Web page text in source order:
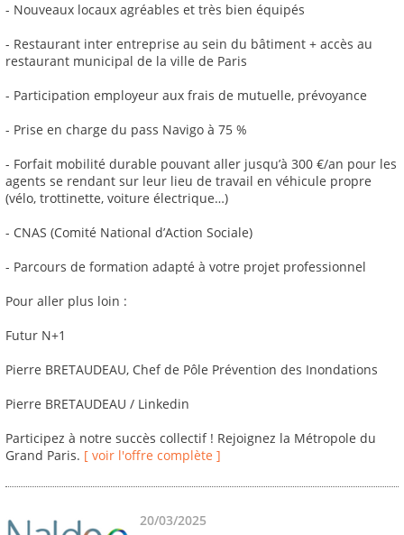
- Nouveaux locaux agréables et très bien équipés
- Restaurant inter entreprise au sein du bâtiment + accès au
restaurant municipal de la ville de Paris
- Participation employeur aux frais de mutuelle, prévoyance
- Prise en charge du pass Navigo à 75 %
- Forfait mobilité durable pouvant aller jusqu’à 300 €/an pour les
agents se rendant sur leur lieu de travail en véhicule propre
(vélo, trottinette, voiture électrique…)
- CNAS (Comité National d’Action Sociale)
- Parcours de formation adapté à votre projet professionnel
Pour aller plus loin :
Futur N+1
Pierre BRETAUDEAU, Chef de Pôle Prévention des Inondations
Pierre BRETAUDEAU / Linkedin
Participez à notre succès collectif ! Rejoignez la Métropole du
Grand Paris. [ voir l'offre complète ]
20/03/2025